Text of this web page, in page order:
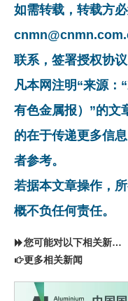
如需转载，转载方
联系，签署授权协
凡本网注明“来源：
有色金属报）”的文
的在于传递更多信
者参考。
若据本文章操作，
概不负任何责任。
您可能对以下相关新闻同样感兴趣
更多相关新闻